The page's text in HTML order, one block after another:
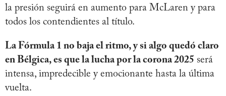
la presión seguirá en aumento para McLaren y para
todos los contendientes al título.
La Fórmula 1 no baja el ritmo, y si algo quedó claro
en Bélgica, es que la lucha por la corona 2025 será
intensa, impredecible y emocionante hasta la última
vuelta.